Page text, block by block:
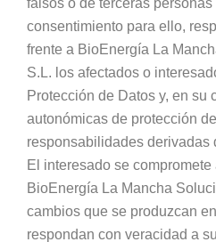
falsos o de terceras
consentimiento para ello,
frente a BioEnergía La
S.L. los afectados o
Protección de Datos y, en su
autonómicas de protección
responsabilidades derivadas
El interesado se compromete
BioEnergía La Mancha
cambios que se produzcan
respondan con veracidad a